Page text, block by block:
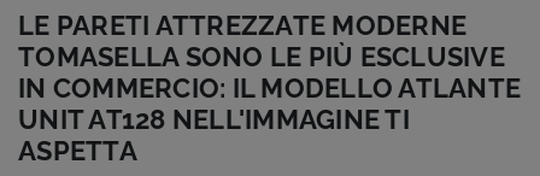
LE PARETI ATTREZZATE MODERNE
TOMASELLA SONO LE PIÙ ESCLUSIVE
IN COMMERCIO: IL MODELLO ATLANTE
UNIT AT128 NELL'IMMAGINE TI
ASPETTA